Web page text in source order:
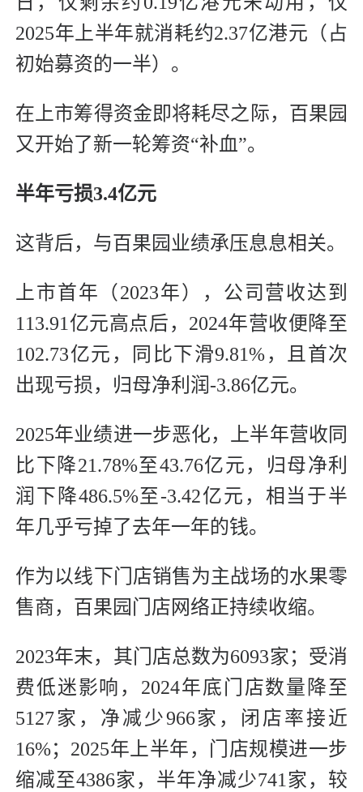
2025年上半年就消耗约2.37亿港元（占
初始募资的一半）。
在上市筹得资金即将耗尽之际，百果园
又开始了新一轮筹资“补血”。
半年亏损3.4亿元
这背后，与百果园业绩承压息息相关。
上市首年（2023年），公司营收达到
113.91亿元高点后，2024年营收便降至
102.73亿元，同比下滑9.81%，且首次
出现亏损，归母净利润-3.86亿元。
2025年业绩进一步恶化，上半年营收同
比下降21.78%至43.76亿元，归母净利
润下降486.5%至-3.42亿元，相当于半
年几乎亏掉了去年一年的钱。
作为以线下门店销售为主战场的水果零
售商，百果园门店网络正持续收缩。
2023年末，其门店总数为6093家；受消
费低迷影响，2024年底门店数量降至
5127家，净减少966家，闭店率接近
16%；2025年上半年，门店规模进一步
缩减至4386家，半年净减少741家，较